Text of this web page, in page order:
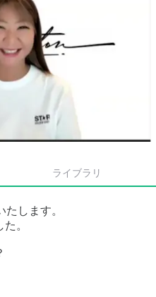
ライブラリ
します。
。